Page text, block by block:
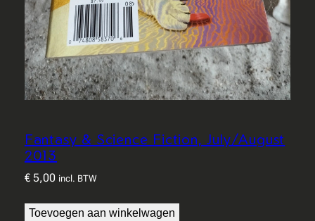
Fantasy & Science Fiction, July/August
2013
€5,00 incl. BTW
Toevoegen aan winkelwagen